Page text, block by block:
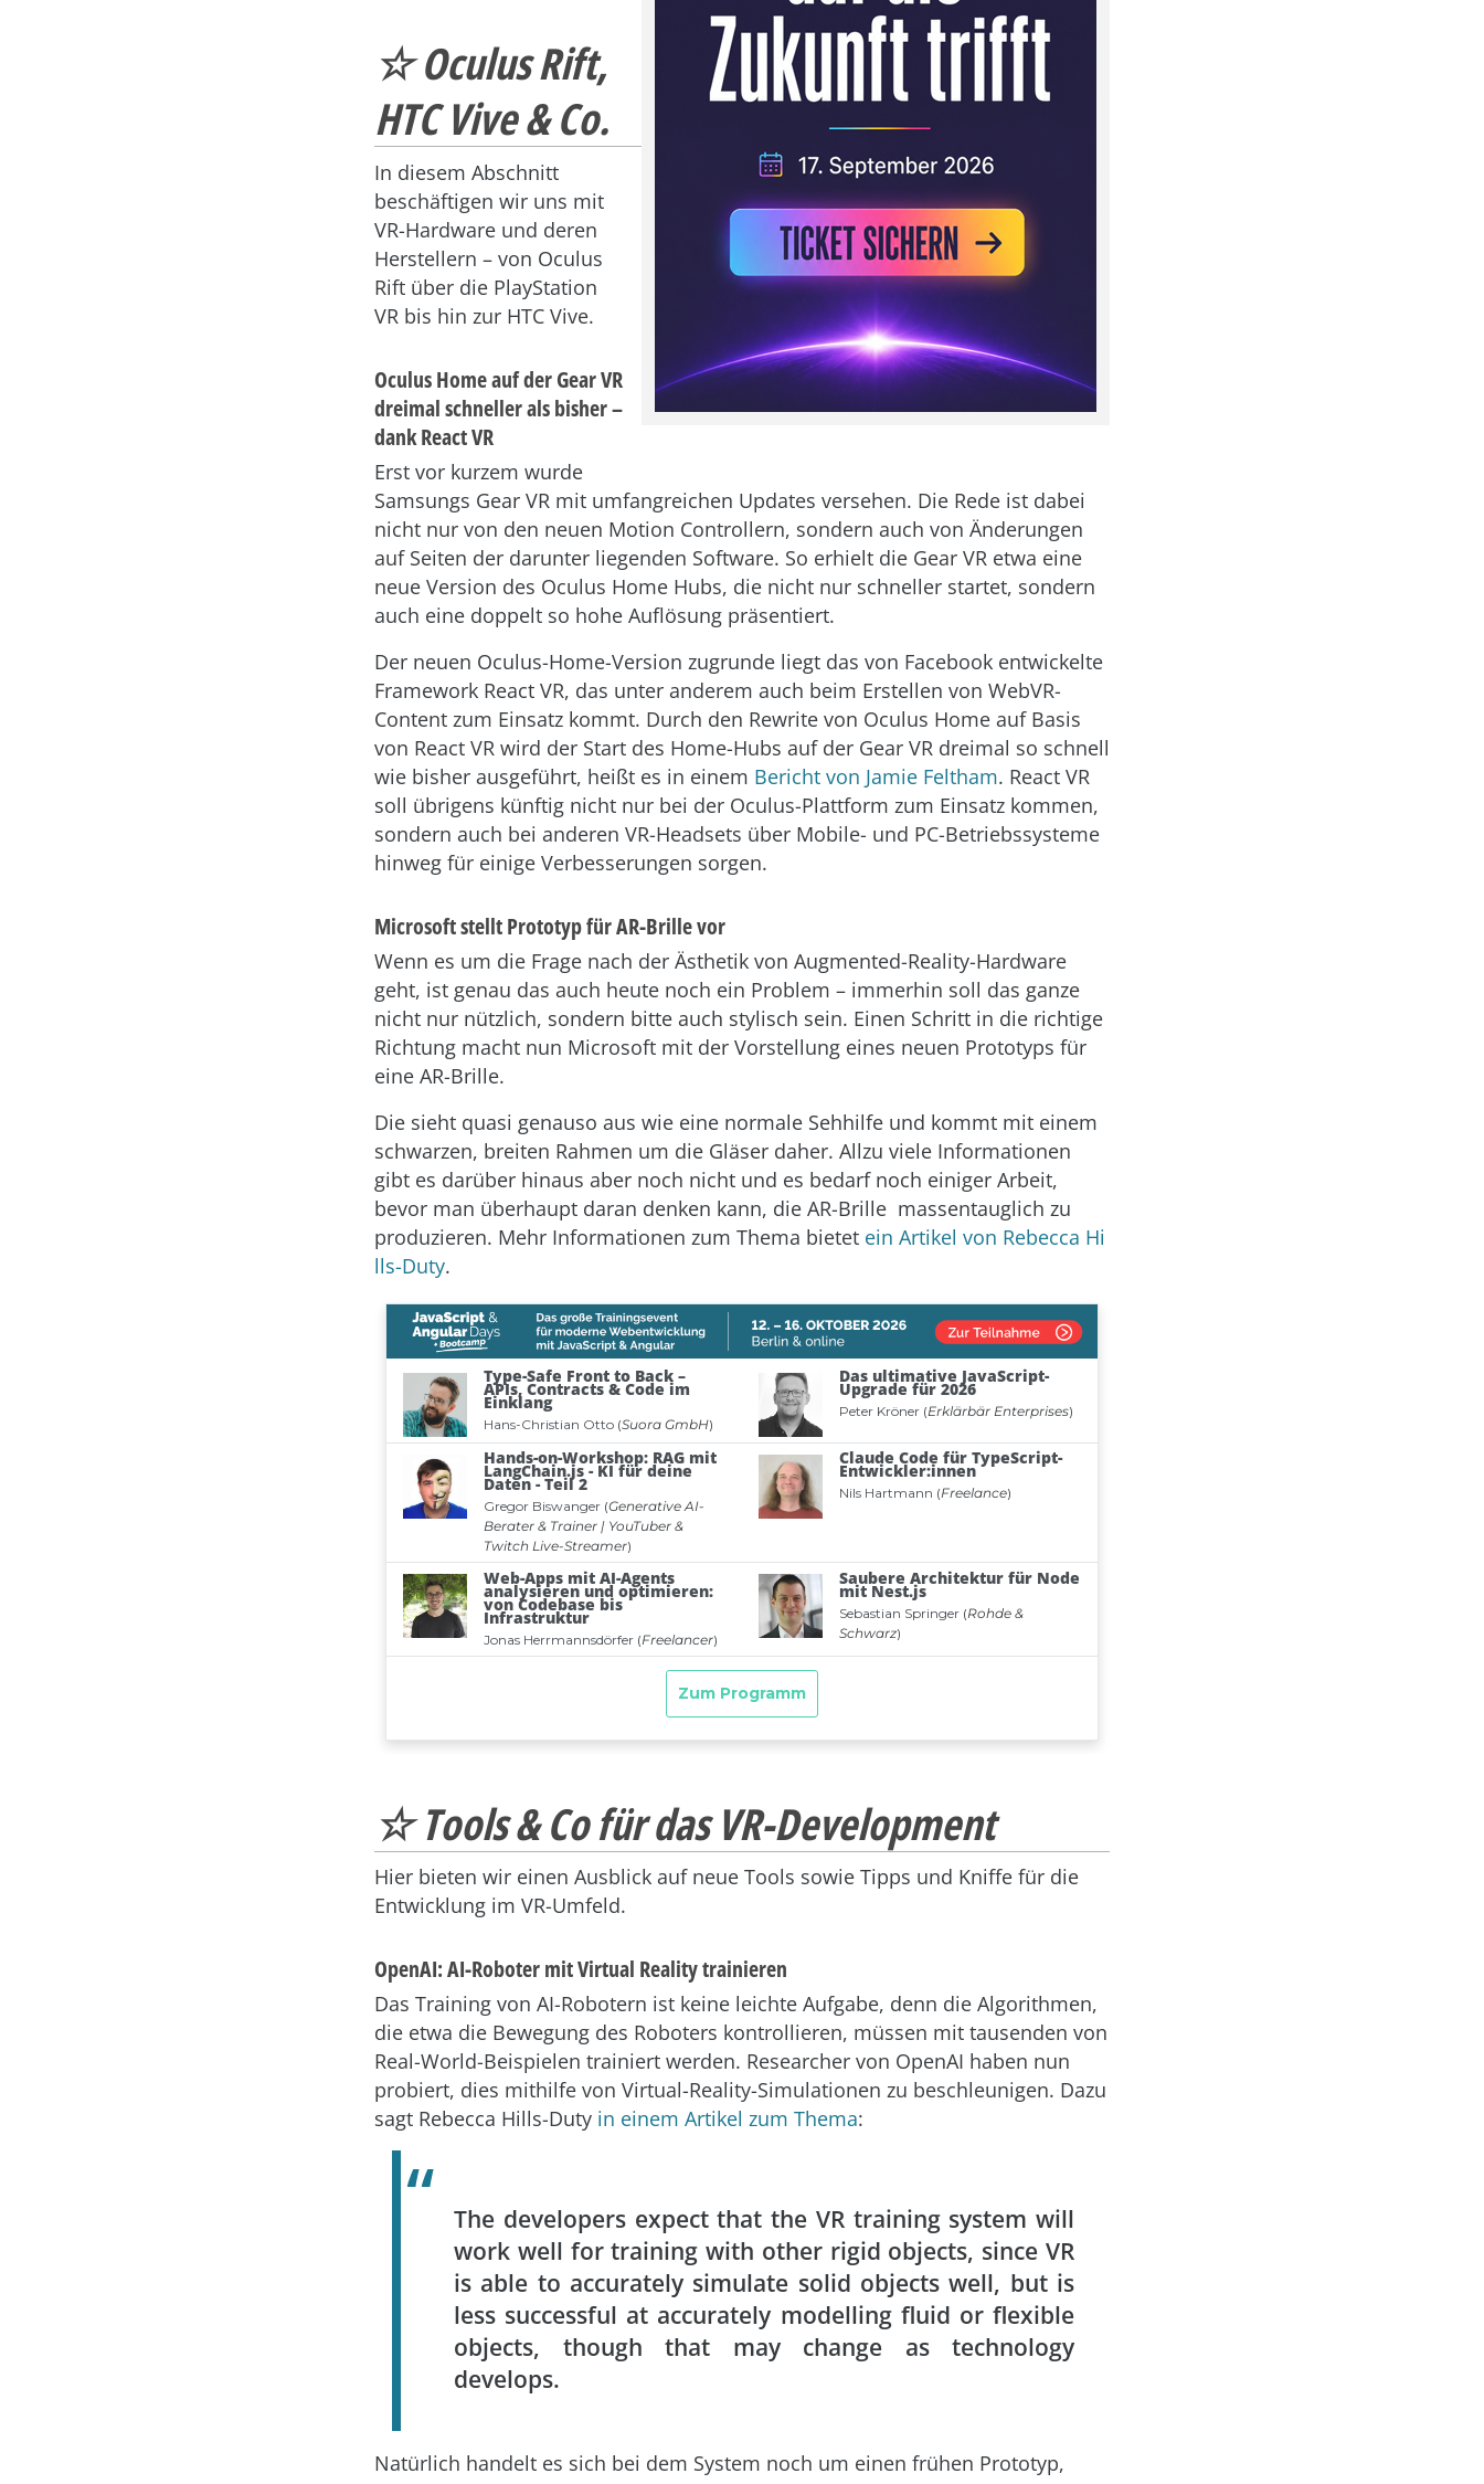
☆ Oculus Rift,
HTC Vive & Co.
In diesem Abschnitt
beschäftigen wir uns mit
VR-Hardware und deren
Herstellern – von Oculus
Rift über die PlayStation
VR bis hin zur HTC Vive.
Oculus Home auf der Gear VR
dreimal schneller als bisher –
dank React VR
Erst vor kurzem wurde
Samsungs Gear VR mit umfangreichen Updates versehen. Die Rede ist dabei
nicht nur von den neuen Motion Controllern, sondern auch von Änderungen
auf Seiten der darunter liegenden Software. So erhielt die Gear VR etwa eine
neue Version des Oculus Home Hubs, die nicht nur schneller startet, sondern
auch eine doppelt so hohe Auflösung präsentiert.
Der neuen Oculus-Home-Version zugrunde liegt das von Facebook entwickelte
Framework React VR, das unter anderem auch beim Erstellen von WebVR-
Content zum Einsatz kommt. Durch den Rewrite von Oculus Home auf Basis
von React VR wird der Start des Home-Hubs auf der Gear VR dreimal so schnell
wie bisher ausgeführt, heißt es in einem Bericht von Jamie Feltham. React VR
soll übrigens künftig nicht nur bei der Oculus-Plattform zum Einsatz kommen,
sondern auch bei anderen VR-Headsets über Mobile- und PC-Betriebssysteme
hinweg für einige Verbesserungen sorgen.
Microsoft stellt Prototyp für AR-Brille vor
Wenn es um die Frage nach der Ästhetik von Augmented-Reality-Hardware
geht, ist genau das auch heute noch ein Problem – immerhin soll das ganze
nicht nur nützlich, sondern bitte auch stylisch sein. Einen Schritt in die richtige
Richtung macht nun Microsoft mit der Vorstellung eines neuen Prototyps für
eine AR-Brille.
Die sieht quasi genauso aus wie eine normale Sehhilfe und kommt mit einem
schwarzen, breiten Rahmen um die Gläser daher. Allzu viele Informationen
gibt es darüber hinaus aber noch nicht und es bedarf noch einiger Arbeit,
bevor man überhaupt daran denken kann, die AR-Brille massentauglich zu
produzieren. Mehr Informationen zum Thema bietet ein Artikel von Rebecca Hi
lls-Duty.
☆ Tools & Co für das VR-Development
Hier bieten wir einen Ausblick auf neue Tools sowie Tipps und Kniffe für die
Entwicklung im VR-Umfeld.
OpenAI: AI-Roboter mit Virtual Reality trainieren
Das Training von AI-Robotern ist keine leichte Aufgabe, denn die Algorithmen,
die etwa die Bewegung des Roboters kontrollieren, müssen mit tausenden von
Real-World-Beispielen trainiert werden. Researcher von OpenAI haben nun
probiert, dies mithilfe von Virtual-Reality-Simulationen zu beschleunigen. Dazu
sagt Rebecca Hills-Duty in einem Artikel zum Thema:
The developers expect that the VR training system will
work well for training with other rigid objects, since VR
is able to accurately simulate solid objects well, but is
less successful at accurately modelling fluid or flexible
objects, though that may change as technology
develops.
Natürlich handelt es sich bei dem System noch um einen frühen Prototyp,